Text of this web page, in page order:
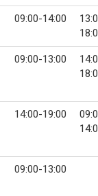
09:00-14:00
09:00-13:00
14:00-19:00
09:00-13:00